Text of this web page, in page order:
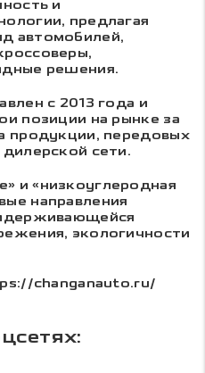
и
предлагая
автомобилей,
решения.
с 2013 года и
позиции на рынке за
продукции, передовых
сети.
и «низкоуглеродная
направления
экологичности
changanauto.ru/